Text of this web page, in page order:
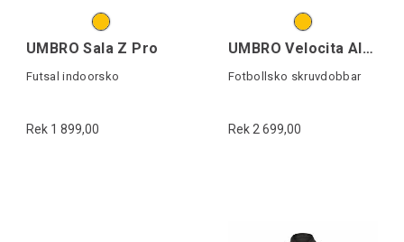
UMBRO Sala Z Pro
Futsal indoorsko
Rek 1 899,00
UMBRO Velocita Alchemist Pro SG
Fotbollsko skruvdobbar
Rek 2 699,00